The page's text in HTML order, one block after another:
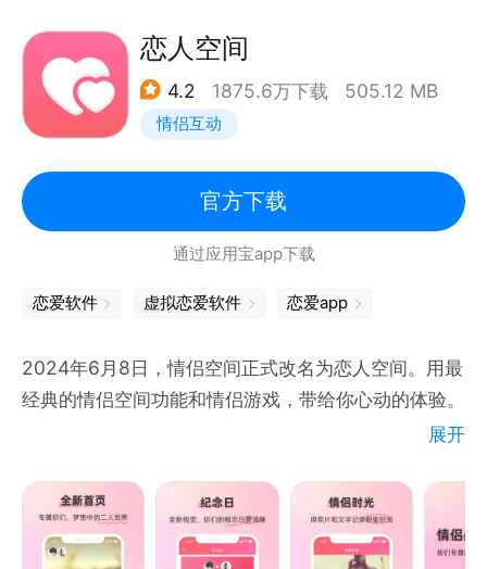
【恋爱守护】
用机记录：随时了解TA的动态，连接心与心的每个瞬
间！
姨妈助手：精准记录生理期，守护她的健康每一天～
任！
情侣闹钟：异地恋也要和TA说早安晚安！
纪念日：记录每个特别的瞬间，让爱情的纪念日永远温
心情日记：两人的专属心情日记，分享彼此的喜怒哀
开罚单：情侣趣味罚单，轻松化解生活中的小摩擦～
【更多功能】
探索更多惊喜功能，与TA一起记录爱情点滴，发现每
一个甜蜜瞬间。
恋人空间
4.2 1875.6万下载 505.12 MB
情侣互动
官方下载
通过应用宝app下载
恋爱软件 虚拟恋爱软件 恋爱app
2024年6月8日，情侣空间正式改名为恋人空间。用最
经典的情侣空间功能和情侣游戏，带给你心动的体验。
每天想你：心里想你这件小事也能被看到
情侣爱情树：一起浇灌爱情树，看小树慢慢长大，让爱
情开花结果
展开